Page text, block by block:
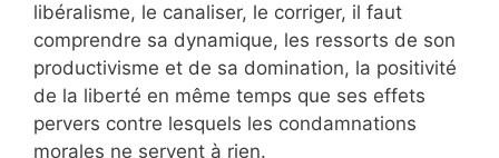
libéralisme, le canaliser, le corriger, il faut
comprendre sa dynamique, les ressorts de son
productivisme et de sa domination, la positivité
de la liberté en même temps que ses effets
pervers contre lesquels les condamnations
morales ne servent à rien.